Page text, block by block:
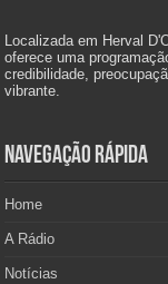
Localizada em Herval
oferece uma
credibilidade,
vibrante.
Navegação Rápida
Home
A Rádio
Notícias